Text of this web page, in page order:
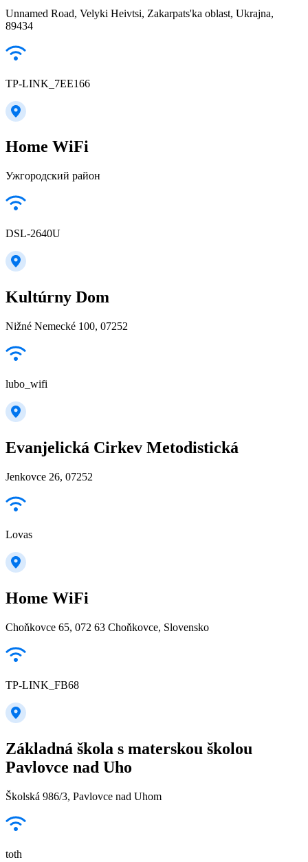
Unnamed Road, Velyki Heivtsi, Zakarpats'ka oblast, Ukrajna,
89434
TP-LINK_7EE166
Home WiFi
Ужгородский район
DSL-2640U
Kultúrny Dom
Nižné Nemecké 100, 07252
lubo_wifi
Evanjelická Cirkev Metodistická
Jenkovce 26, 07252
Lovas
Home WiFi
Choňkovce 65, 072 63 Choňkovce, Slovensko
TP-LINK_FB68
Základná škola s materskou školou
Pavlovce nad Uho
Školská 986/3, Pavlovce nad Uhom
toth